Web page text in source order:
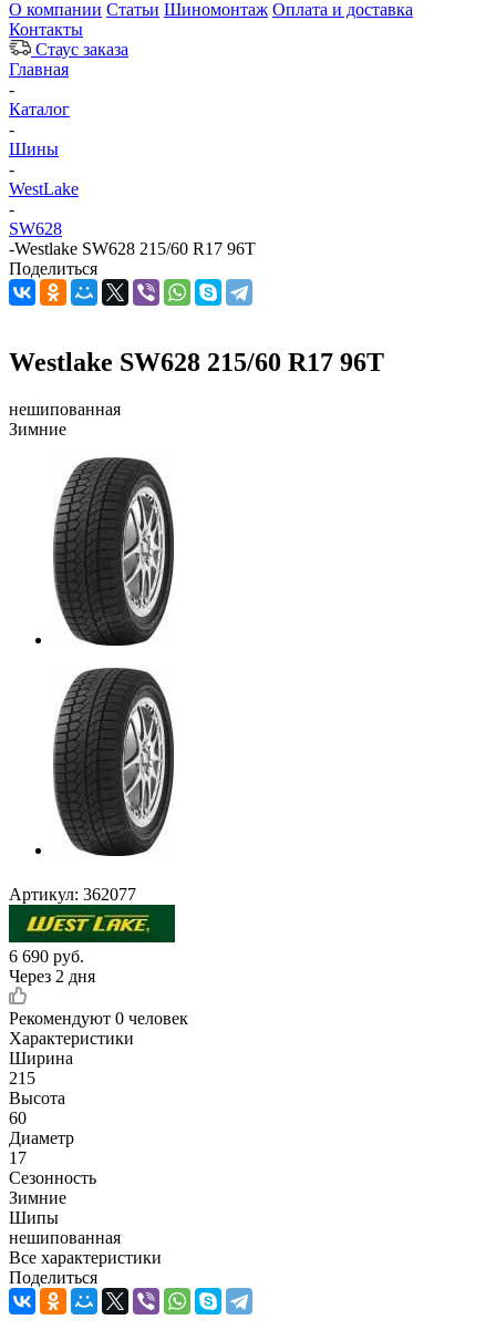
О компании Статьи Шиномонтаж Оплата и доставка
Контакты
Стаус заказа
Главная
-
Каталог
-
Шины
-
WestLake
-
SW628
-Westlake SW628 215/60 R17 96T
Поделиться
Westlake SW628 215/60 R17 96T
нешипованная
Зимние
Артикул: 362077
6 690 руб.
Через 2 дня
Рекомендуют 0 человек
Характеристики
Ширина
215
Высота
60
Диаметр
17
Сезонность
Зимние
Шипы
нешипованная
Все характеристики
Поделиться